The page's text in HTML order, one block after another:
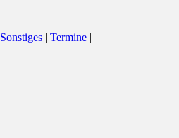
Sonstiges | Termine |